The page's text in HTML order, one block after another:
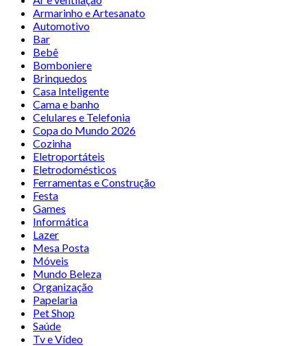
Armarinho e Artesanato
Automotivo
Bar
Bebê
Bomboniere
Brinquedos
Casa Inteligente
Cama e banho
Celulares e Telefonia
Copa do Mundo 2026
Cozinha
Eletroportáteis
Eletrodomésticos
Ferramentas e Construção
Festa
Games
Informática
Lazer
Mesa Posta
Móveis
Mundo Beleza
Organização
Papelaria
Pet Shop
Saúde
Tv e Vídeo